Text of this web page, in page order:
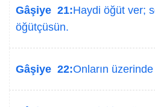
Gâşiye 21:Haydi öğüt ver;
öğütçüsün.
Gâşiye 22:Onların